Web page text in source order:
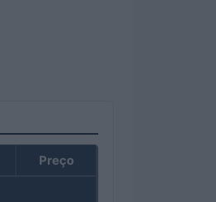
Preço